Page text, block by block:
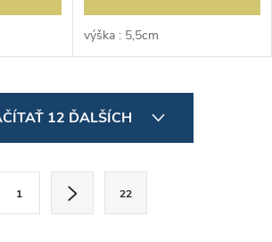
výška : 5,5cm
12 ĎALŠÍCH
1 22